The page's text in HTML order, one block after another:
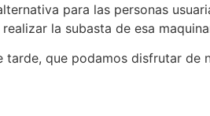
para las personas
la subasta de esa
tarde, que podamos disfrutar de